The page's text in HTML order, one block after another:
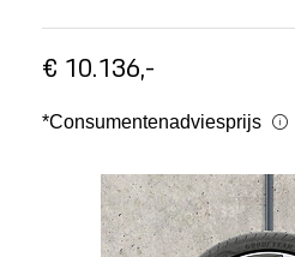
Mijn account
Klantenservice
Meer Porsche
€ 10.136,-
*Consumentenadviesprijs